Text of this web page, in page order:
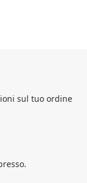
sul tuo ordine